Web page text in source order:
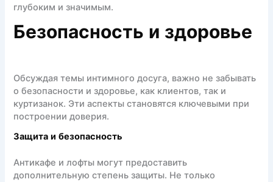
глубоким и значимым.
Безопасность и здоровье
Обсуждая темы интимного досуга, важно не забывать
о безопасности и здоровье, как клиентов, так и
куртизанок. Эти аспекты становятся ключевыми при
построении доверия.
Защита и безопасность
Антикафе и лофты могут предоставить
дополнительную степень защиты. Не только